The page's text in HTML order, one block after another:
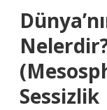
Sessizlik